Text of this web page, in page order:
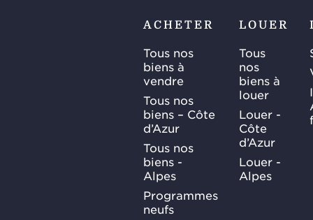
ACHETER
Tous nos
biens à
vendre
Tous nos
biens – Côte
d’Azur
Tous nos
biens -
Alpes
Programmes
neufs
LOUER
Tous
nos
biens à
louer
Louer -
Côte
d’Azur
Louer -
Alpes